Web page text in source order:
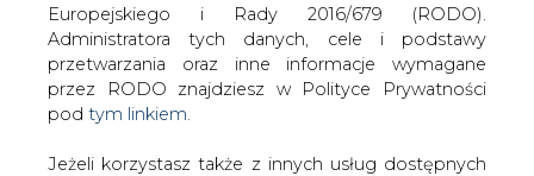
WŁĄCZ CIRE.TV
Europejskiego i Rady 2016/679 (RODO).
Administratora tych danych, cele i podstawy
przetwarzania oraz inne informacje wymagane
przez RODO znajdziesz w Polityce Prywatności
pod tym linkiem.
Jeżeli korzystasz także z innych usług dostępnych